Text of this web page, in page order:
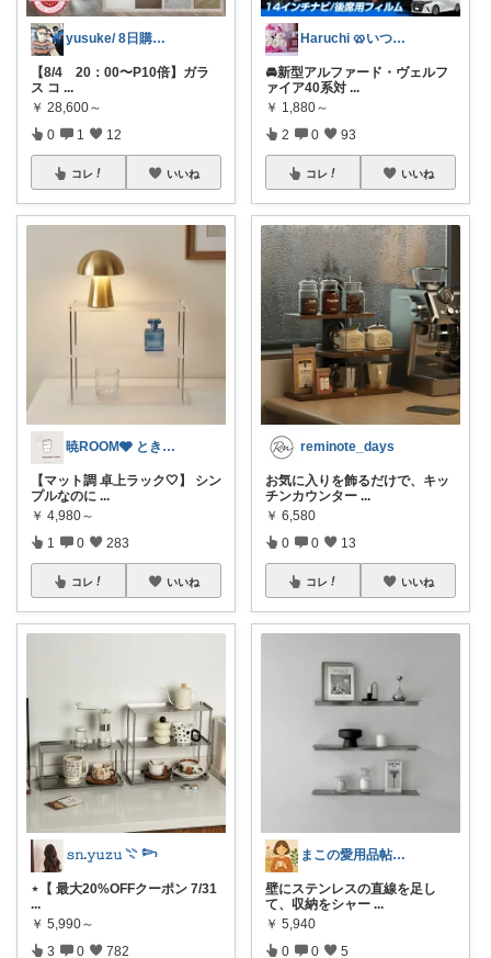
yusuke/ 8日購入感謝♫
【8/4 20：00〜P10倍】ガラ
ス コ ...
￥ 28,600～
0 1 12
コレ いいね
暁ROOM🩶 ときめく暮らしのセレクト
【マット調 卓上ラック🤍】 シン
プルなのに ...
￥ 4,980～
1 0 283
コレ いいね
𝚜𝚗.𝚢𝚞𝚣𝚞 𓇢 𓆸
⋆【 最大20%OFFクーポン 7/31
...
￥ 5,990～
3 0 782
Haruchi 🥨いつもありがとう🌸
🚘新型アルファード・ヴェルフ
ァイア40系対 ...
￥ 1,880～
2 0 93
コレ いいね
reminote_days
お気に入りを飾るだけで、キッ
チンカウンター ...
￥ 6,580
0 0 13
コレ いいね
まこの愛用品帖｜暮らし整うROOM
壁にステンレスの直線を足し
て、収納をシャー ...
￥ 5,940
0 0 5